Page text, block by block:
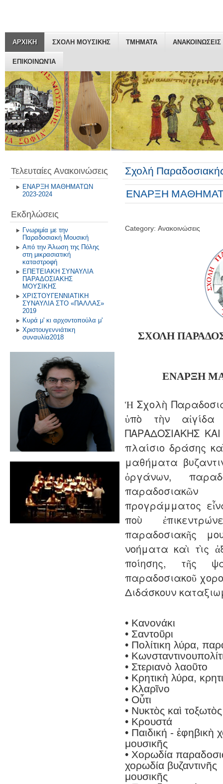
ΑΡΧΙΚΗ ΣΧΟΛΗ ΜΟΥΣΙΚΗΣ ΤΜΗΜΑΤΑ ΑΝΑΚΟΙΝΩΣΕΙΣ
ΕΠΙΚΟΙΝΩΝΊΑ
Τελευταίες Ανακοινώσεις
ΕΝΑΡΞΗ ΜΑΘΗΜΑΤΩΝ
2023-2024
Εκδηλώσεις
Γνωριμία με την
Παραδοσιακή Μουσική
Από την Άλωση της Πόλης
στη μικρασιατική
καταστροφή
ΕΠΕΤΕΙΑΚΗ ΣΥΝΑΥΛΙΑ
ΠΑΡΑΔΟΣΙΑΚΗΣ
ΜΟΥΣΙΚΗΣ
ΧΡΙΣΤΟΥΓΕΝΝΙΑΤΙΚΗ
ΣΥΝΑΥΛΙΑ ΣΤΟ «ΠΑΛΛΑΣ»
2019
Κυρά μ' κι αρχοντοπούλα μ'
Χριστουγεννιάτικη
συναυλία2018
Σχολή
ΕΝΑΡΞΗ
Category: Ανακοινώσεις
ΣΧΟΛΗ
ΕΝΑΡΞΗ
Ἡ Σχολὴ
ὑπὸ τὴν αἰγίδα
ΠΑΡΑΔΟΣΙΑΚΗΣ
πλαίσιο δράσης
μαθήματα
ὀργάνων,
προγράμματος
ποὺ
παραδοσιακῆς
νοήματα καὶ τὶς
ποίησης, τῆς
παραδοσιακοῦ
Διδάσκουν
• Κανονάκι
• Σαντοῦρι
• Πολίτικη λύρα,
•
• Στεριανὸ λαοῦτο
• Κρητικὴ λύρα,
• Κλαρῖνο
• Οὖτι
• Νυκτὸς καὶ
• Κρουστά
• Παιδική - ἐφηβικὴ
μουσικῆς
• Χορωδία
χορωδία βυζαντινῆς
μουσικῆς